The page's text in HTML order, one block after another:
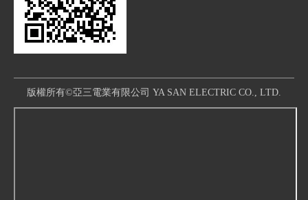
版權所有©亞三電業有限公司 YA SAN ELECTRIC CO., LTD.